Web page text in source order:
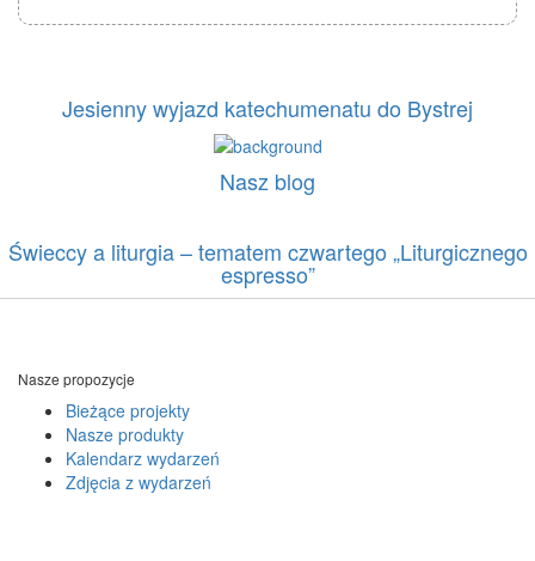
Jesienny wyjazd katechumenatu do Bystrej
Nasz blog
Świeccy a liturgia – tematem czwartego „Liturgicznego
espresso”
Nasze propozycje
Bieżące projekty
Nasze produkty
Kalendarz wydarzeń
Zdjęcia z wydarzeń